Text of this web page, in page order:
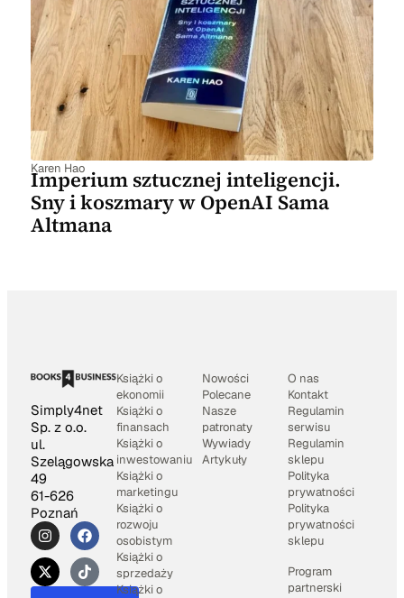
Karen Hao
Imperium sztucznej inteligencji.
Sny i koszmary w OpenAI Sama
Altmana
Simply4net
Sp. z o.o.
ul.
Szelągowska
49
61-626
Poznań
Książki o
ekonomii
Książki o
finansach
Książki o
inwestowaniu
Książki o
marketingu
Książki o
rozwoju
osobistym
Książki o
sprzedaży
Książki o
Nowości
Polecane
Nasze
patronaty
Wywiady
Artykuły
O nas
Kontakt
Regulamin
serwisu
Regulamin
sklepu
Polityka
prywatności
Polityka
prywatności
sklepu
Program
partnerski